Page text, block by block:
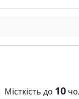
Місткість до 10